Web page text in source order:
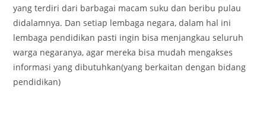
yang terdiri dari barbagai macam suku dan beribu pulau
didalamnya. Dan setiap lembaga negara, dalam hal ini
lembaga pendidikan pasti ingin bisa menjangkau seluruh
warga negaranya, agar mereka bisa mudah mengakses
informasi yang dibutuhkan(yang berkaitan dengan bidang
pendidikan)